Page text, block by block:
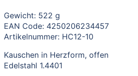
Gewicht: 522 g
EAN Code: 4250206234457
Artikelnummer: HC12-10
Kauschen in Herzform, offen
Edelstahl 1.4401